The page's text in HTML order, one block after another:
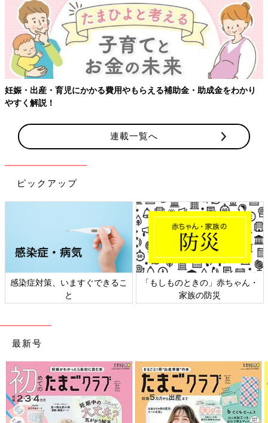
り 【ワクチン接種できるものも】妊婦の感染症対策、知っておい
連載一覧へ
ピックアップ
ん・
日本外来小児科学会リーフレッ
六星占術 細木かおりさん
最新号